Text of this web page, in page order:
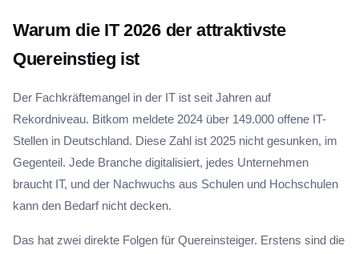
Warum die IT 2026 der attraktivste
Quereinstieg ist
Der Fachkräftemangel in der IT ist seit Jahren auf
Rekordniveau. Bitkom meldete 2024 über 149.000 offene IT-
Stellen in Deutschland. Diese Zahl ist 2025 nicht gesunken, im
Gegenteil. Jede Branche digitalisiert, jedes Unternehmen
braucht IT, und der Nachwuchs aus Schulen und Hochschulen
kann den Bedarf nicht decken.
Das hat zwei direkte Folgen für Quereinsteiger. Erstens sind die